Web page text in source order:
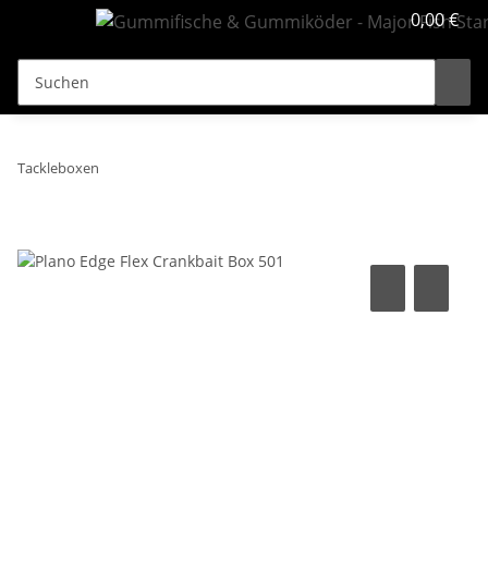
0,00 €
Tackleboxen